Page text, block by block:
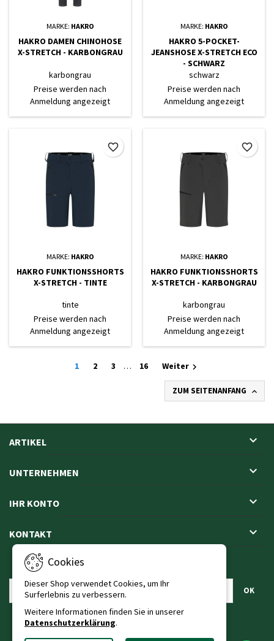
MARKE: HAKRO
HAKRO DAMEN CHINOHOSE
X-STRETCH - KARBONGRAU
karbongrau
Preise werden nach
Anmeldung angezeigt
MARKE: HAKRO
HAKRO 5-POCKET-
JEANSHOSE X-STRETCH ECO
- SCHWARZ
schwarz
Preise werden nach
Anmeldung angezeigt
MARKE: HAKRO
HAKRO FUNKTIONSSHORTS
X-STRETCH - TINTE
tinte
Preise werden nach
Anmeldung angezeigt
favorite_border
MARKE: HAKRO
HAKRO FUNKTIONSSHORTS
X-STRETCH - KARBONGRAU
karbongrau
Preise werden nach
Anmeldung angezeigt
favorite_border
1 2 3 … 16 Weiter
ZUM SEITENANFANG 
ARTIKEL 
UNTERNEHMEN 
IHR KONTO 
KONTAKT 
Cookies
Dieser Shop verwendet Cookies, um Ihr
Surferlebnis zu verbessern.
Weitere Informationen finden Sie in unserer
Datenschutzerklärung.